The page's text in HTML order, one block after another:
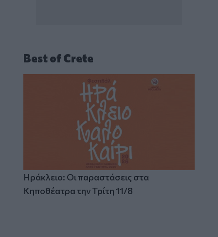
Best of Crete
Ηράκλειο: Οι παραστάσεις στα
Κηποθέατρα την Τρίτη 11/8